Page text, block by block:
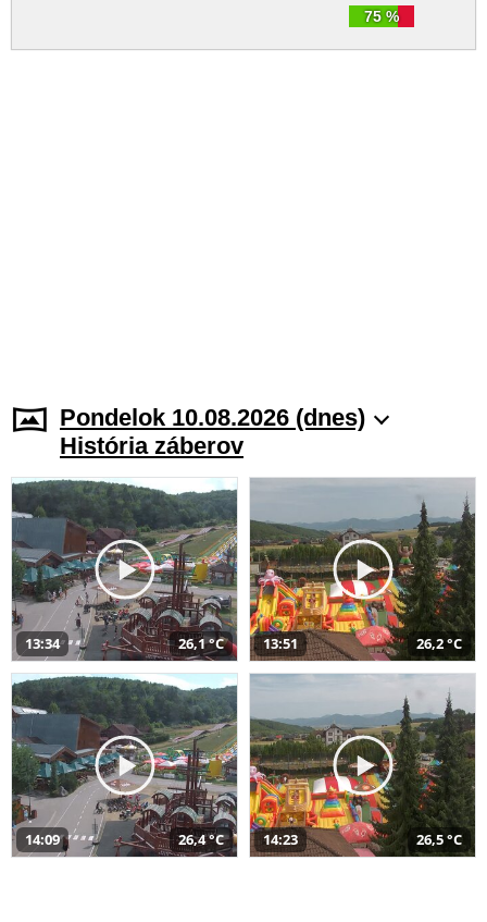
75 %
Pondelok 10.08.2026 (dnes)
História záberov
13:34 26,1 °C 13:51 26,2 °C
14:09 26,4 °C 14:23 26,5 °C